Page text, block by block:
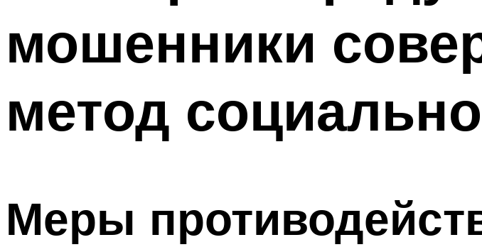
мошенники
метод
Меры